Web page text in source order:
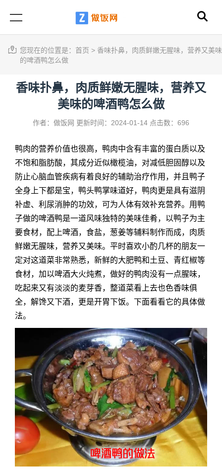
您现在的位置是： 首页 > 香味扑鼻，肉质鲜嫩无腥味，营养又美味
的啤酒鸭怎么做
香味扑鼻，肉质鲜嫩无腥味，营养又
美味的啤酒鸭怎么做
作者：做饭网 更新时间：2024-01-14 点击数：696
鸭肉的营养价值也很高，鸭肉中含有丰富的蛋白质以及
不饱和脂肪酸，其成分近似橄榄油，对减低胆固醇以及
防止心脑血管疾病有着良好的辅助治疗作用，并且鸭子
全身上下都是宝，鸭头鸭掌味道好，鸭肉更是具有滋阴
补虚、利尿消肿的功效，可为人体有效补充营养。用鸭
子做的啤酒鸭是一道风味独特的美味佳肴，以鸭子为主
要食材，配上啤酒，食盐，葱姜等辅料制作而成，肉质
鲜嫩无腥味，营养又美味。平时喜欢小酌几杯的朋友一
定对这道菜非常熟悉，新鲜的大肥鸭和土豆、青红椒等
食材，加以啤酒大火炖煮，做好的鸭肉没有一点腥味，
吃起来又有淡淡的麦芽香，整道菜看上去也色香味俱
全，解馋又下酒，更是开胃下饭。下面看看它的具体做
法。